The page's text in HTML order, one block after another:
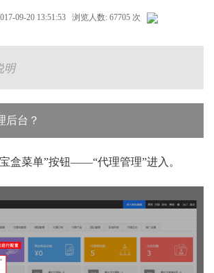
09-20 13:51:53 浏览人数: 67705 次
明
后台？
盒菜单”按钮——“代理管理”进入。